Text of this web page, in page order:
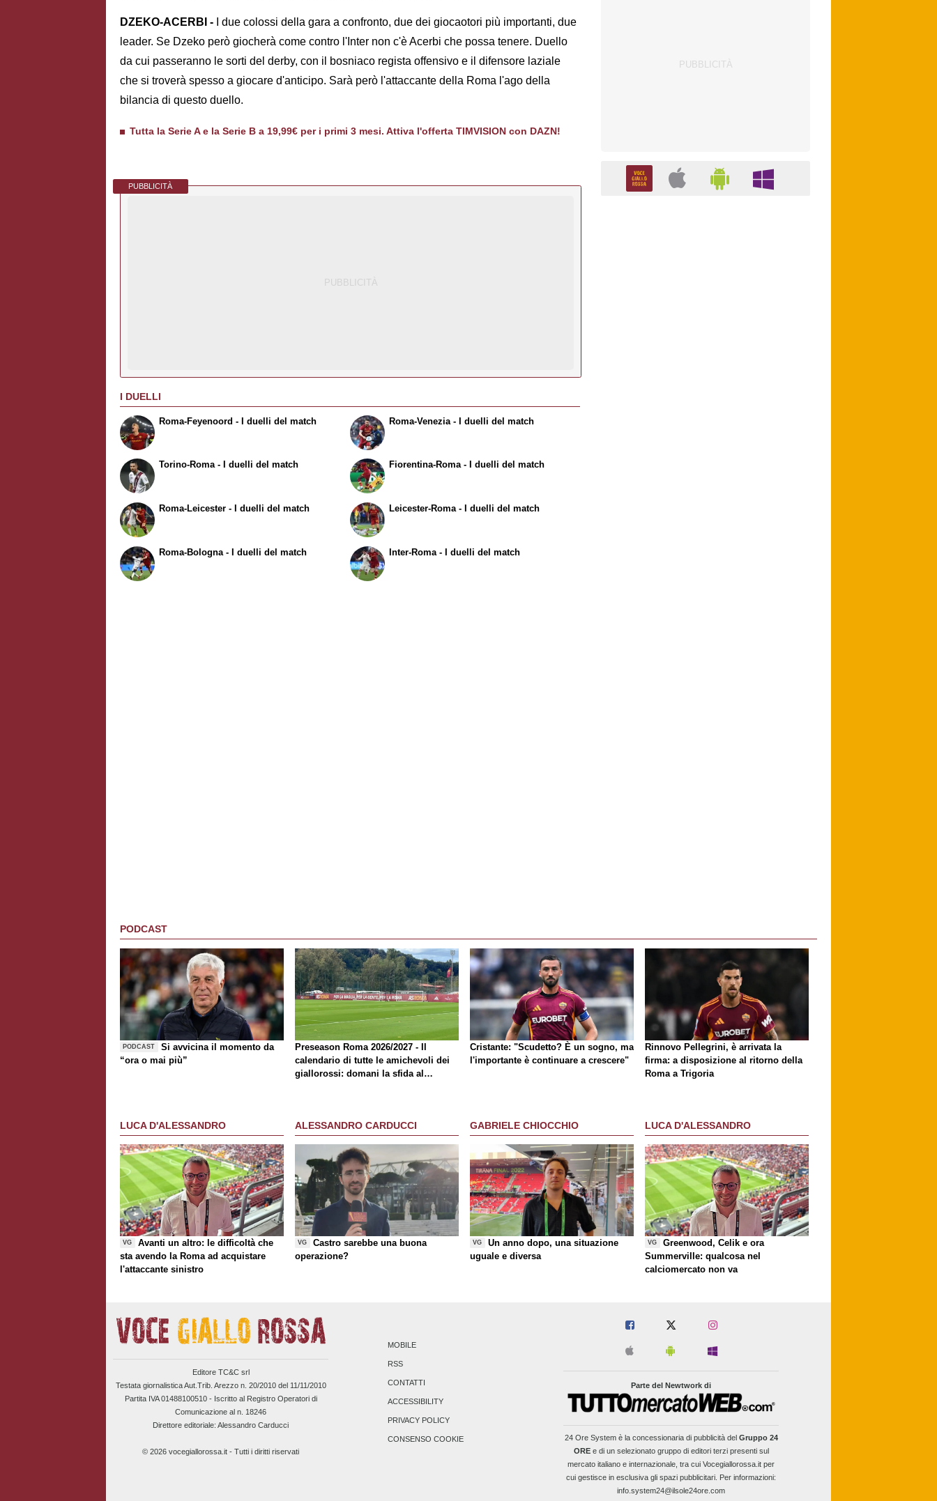
DZEKO-ACERBI - I due colossi della gara a confronto, due dei giocaotori più importanti, due
leader. Se Dzeko però giocherà come contro l'Inter non c'è Acerbi che possa tenere. Duello
da cui passeranno le sorti del derby, con il bosniaco regista offensivo e il difensore laziale
che si troverà spesso a giocare d'anticipo. Sarà però l'attaccante della Roma l'ago della
bilancia di questo duello.
Tutta la Serie A e la Serie B a 19,99€ per i primi 3 mesi. Attiva l'offerta TIMVISION con DAZN!
PUBBLICITÀ
I DUELLI
Roma-Feyenoord - I duelli del match
Torino-Roma - I duelli del match
Roma-Venezia - I duelli del match
Fiorentina-Roma - I duelli del match
Roma-Leicester - I duelli del match
Roma-Bologna - I duelli del match
Leicester-Roma - I duelli del match
Inter-Roma - I duelli del match
PODCAST
PODCAST
Si avvicina il momento da
“ora o mai più”
Preseason Roma 2026/2027 - Il
calendario di tutte le amichevoli dei
giallorossi: domani la sfida al
Cristante: "Scudetto? È un sogno, ma
l'importante è continuare a crescere"
Rinnovo Pellegrini, è arrivata la
firma: a disposizione al ritorno della
Roma a Trigoria
LUCA D'ALESSANDRO
VG
Avanti un altro: le difficoltà che
sta avendo la Roma ad acquistare
l'attaccante sinistro
ALESSANDRO CARDUCCI
VG
Castro sarebbe una buona
operazione?
GABRIELE CHIOCCHIO
VG
Un anno dopo, una situazione
uguale e diversa
LUCA D'ALESSANDRO
VG
Greenwood, Celik e ora
Summerville: qualcosa nel
calciomercato non va
Editore TC&C srl
Testata giornalistica Aut.Trib. Arezzo n. 20/2010 del 11/11/2010
Partita IVA 01488100510 - Iscritto al Registro Operatori di
Comunicazione al n. 18246
Direttore editoriale: Alessandro Carducci
© 2026 vocegiallorossa.it - Tutti i diritti riservati
MOBILE
RSS
CONTATTI
ACCESSIBILITY
PRIVACY POLICY
CONSENSO COOKIE
Parte del Newtwork di
24 Ore Systemè la concessionaria di pubblicità del Gruppo 24
OREe di un selezionato gruppo di editori terzi presenti sul
mercato italiano e internazionale, tra cui Vocegiallorossa.it per
cui gestisce in esclusiva gli spazi pubblicitari. Per informazioni:
info.system24@ilsole24ore.com